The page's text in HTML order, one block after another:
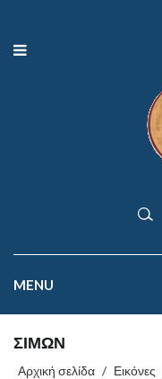
MENU
ΣΙΜΩΝ
Αρχική σελίδα / Εικόνες